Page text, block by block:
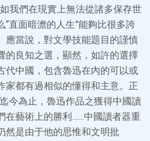
我們在現實上無法從諸多保存世
直面暗澹的人生”能夠比很多誇
應當說，對文學技能題目的謹慎
的良知之選，顯然，如許的選擇
代中國，包含魯迅在內的可以或
家都有過相似的懂得和主意。正
今為止，魯迅作品之獲得中國讀
在藝術上的勝利……中國讀者器重
然是由于他的思惟和文明批